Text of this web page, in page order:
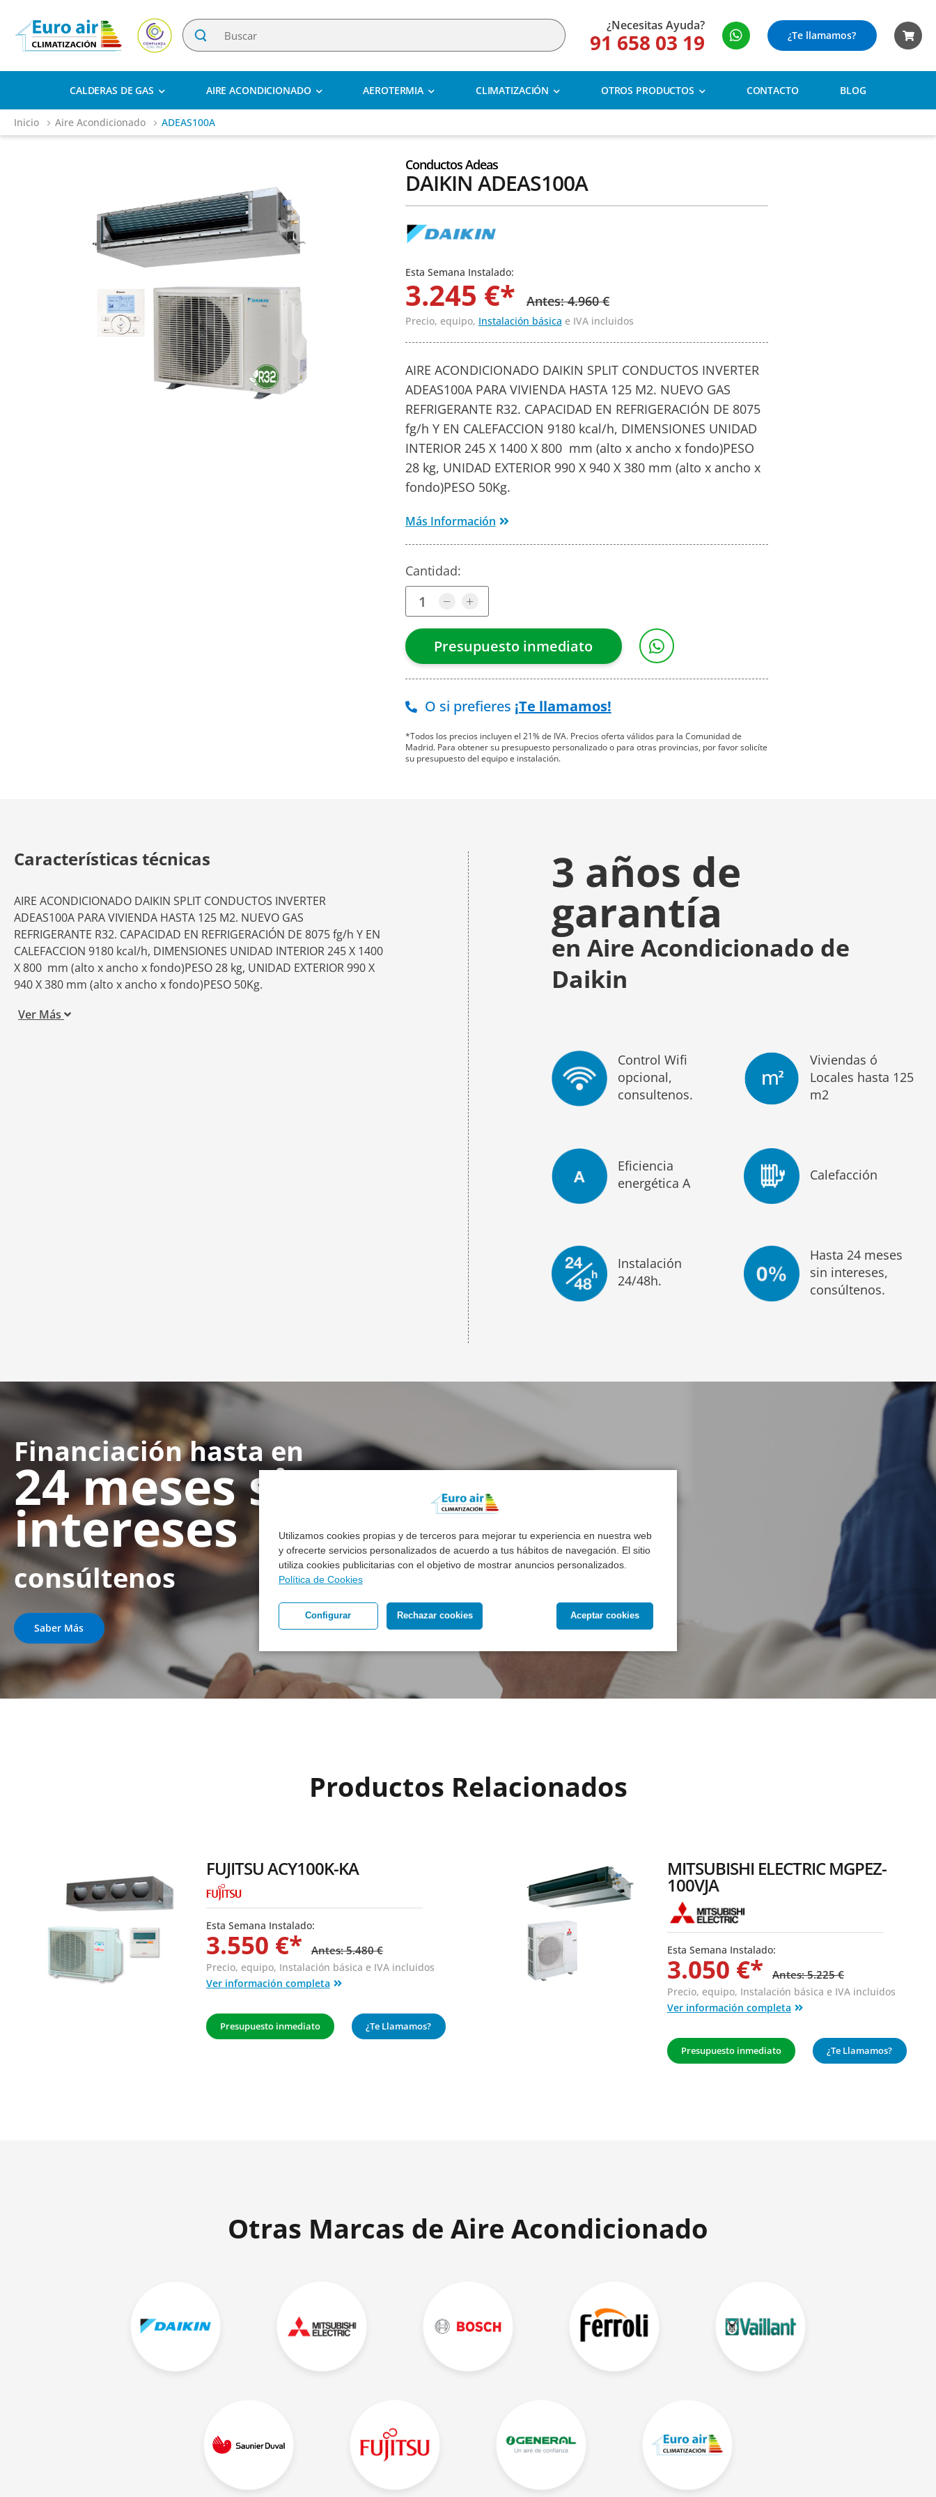
Utilizamos cookies propias y de terceros para mejorar tu experiencia en nuestra web
y ofrecerte servicios personalizados de acuerdo a tus hábitos de navegación. El sitio
utiliza cookies publicitarias con el objetivo de mostrar anuncios personalizados.
Política de Cookies
Aceptar cookies
Rechazar cookies
Configurar
¿Necesitas Ayuda?
91 658 03 19 ¿Te llamamos?
CALDERAS DE GAS AIRE ACONDICIONADO AEROTERMIA CLIMATIZACIÓN OTROS PRODUCTOS CONTACTO BLOG
Inicio Aire Acondicionado ADEAS100A
Conductos Adeas
DAIKIN ADEAS100A
Esta Semana Instalado:
3.245 €* Antes: 4.960 €
Precio, equipo, Instalación básica e IVA incluidos
AIRE ACONDICIONADO DAIKIN SPLIT CONDUCTOS INVERTER
ADEAS100A PARA VIVIENDA HASTA 125 M2. NUEVO GAS
REFRIGERANTE R32. CAPACIDAD EN REFRIGERACIÓN DE 8075
fg/h Y EN CALEFACCION 9180 kcal/h, DIMENSIONES UNIDAD
INTERIOR 245 X 1400 X 800 mm (alto x ancho x fondo)PESO
28 kg, UNIDAD EXTERIOR 990 X 940 X 380 mm (alto x ancho x
fondo)PESO 50Kg.
Más Información
Cantidad:
O si prefieres ¡Te llamamos!
*Todos los precios incluyen el 21% de IVA. Precios oferta válidos para la Comunidad de
Madrid. Para obtener su presupuesto personalizado o para otras provincias, por favor solicíte
su presupuesto del equipo e instalación.
Características técnicas
AIRE ACONDICIONADO DAIKIN SPLIT CONDUCTOS INVERTER
ADEAS100A PARA VIVIENDA HASTA 125 M2. NUEVO GAS
REFRIGERANTE R32. CAPACIDAD EN REFRIGERACIÓN DE 8075 fg/h Y EN
CALEFACCION 9180 kcal/h, DIMENSIONES UNIDAD INTERIOR 245 X 1400
X 800 mm (alto x ancho x fondo)PESO 28 kg, UNIDAD EXTERIOR 990 X
940 X 380 mm (alto x ancho x fondo)PESO 50Kg.
Ver Más
3 años de
garantía
en Aire Acondicionado de
Daikin
Control Wifi
opcional,
consultenos.
Viviendas ó
Locales hasta 125
m2
Eficiencia
energética A
Calefacción
Instalación
24/48h.
Hasta 24 meses
sin intereses,
consúltenos.
Financiación hasta en
24 meses sin
intereses
consúltenos
Saber Más
Productos Relacionados
FUJITSU ACY100K-KA
Esta Semana Instalado:
3.550 €* Antes: 5.480 €
Precio, equipo, Instalación básica e IVA incluidos
Ver información completa
Presupuesto inmediato ¿Te Llamamos?
MITSUBISHI ELECTRIC MGPEZ-
100VJA
Esta Semana Instalado:
3.050 €* Antes: 5.225 €
Precio, equipo, Instalación básica e IVA incluidos
Ver información completa
Presupuesto inmediato ¿Te Llamamos?
Otras Marcas de Aire Acondicionado